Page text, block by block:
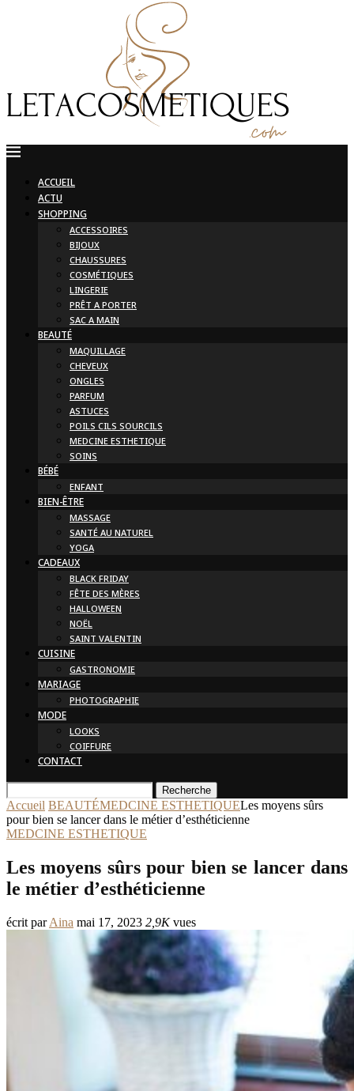
ACCUEIL
ACTU
SHOPPING
ACCESSOIRES
BIJOUX
CHAUSSURES
COSMÉTIQUES
LINGERIE
PRÊT A PORTER
SAC A MAIN
BEAUTÉ
MAQUILLAGE
CHEVEUX
ONGLES
PARFUM
ASTUCES
POILS CILS SOURCILS
MEDCINE ESTHETIQUE
SOINS
BÉBÉ
ENFANT
BIEN-ÊTRE
MASSAGE
SANTÉ AU NATUREL
YOGA
CADEAUX
BLACK FRIDAY
FÊTE DES MÈRES
HALLOWEEN
NOËL
SAINT VALENTIN
CUISINE
GASTRONOMIE
MARIAGE
PHOTOGRAPHIE
MODE
LOOKS
COIFFURE
CONTACT
Recherche
Accueil BEAUTÉMEDCINE ESTHETIQUELes moyens sûrs
pour bien se lancer dans le métier d’esthéticienne
MEDCINE ESTHETIQUE
Les moyens sûrs pour bien se lancer dans
le métier d’esthéticienne
écrit parAina mai 17, 2023 2,9Kvues